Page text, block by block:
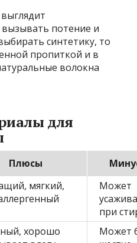
потение и
синтетику, то
пропиткой и в
волокна
для
Плюсы
мягкий,
Может
при
хорошо
Может